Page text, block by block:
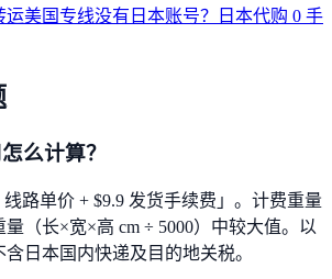
运美国专线没有日本账号？日本代购 0 手
么计算？
路单价 + $9.9 发货手续费」。计费重量
（长×宽×高 cm ÷ 5000）中较大值。以
日本国内快递及目的地关税。